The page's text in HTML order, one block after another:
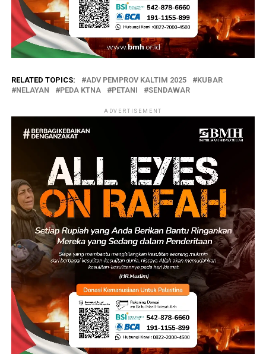
RELATED TOPICS: ADV PEMPROV KALTIM 2025
KUBAR
NELAYAN
PEDA KTNA PETANI SENDAWAR
ADVERTISEMENT